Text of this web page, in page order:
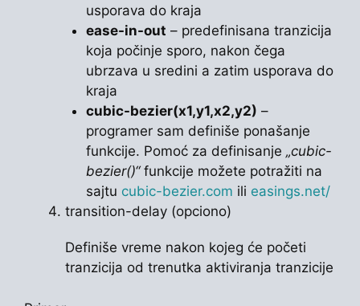
usporava do kraja
ease-in-out – predefinisana tranzicija
koja počinje sporo, nakon čega
ubrzava u sredini a zatim usporava do
kraja
cubic-bezier(x1,y1,x2,y2) –
programer sam definiše ponašanje
funkcije. Pomoć za definisanje „cubic-
bezier()“funkcije možete potražiti na
sajtu cubic-bezier.com ili easings.net/
transition-delay (opciono)
Definiše vreme nakon kojeg će početi
tranzicija od trenutka aktiviranja tranzicije